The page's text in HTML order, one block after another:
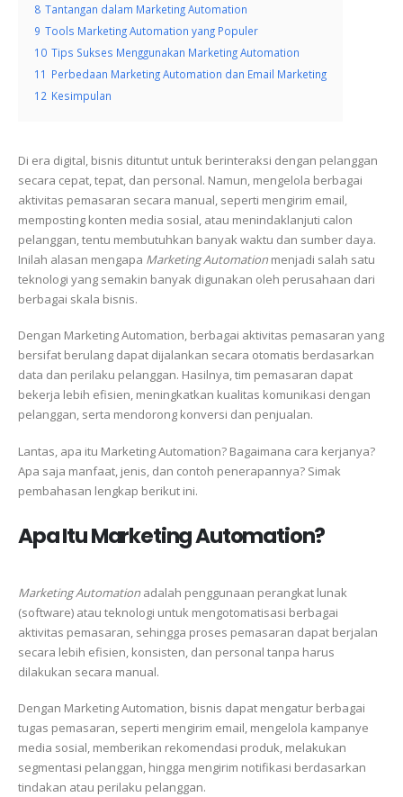
8 Tantangan dalam Marketing Automation
9 Tools Marketing Automation yang Populer
10 Tips Sukses Menggunakan Marketing Automation
11 Perbedaan Marketing Automation dan Email Marketing
12 Kesimpulan
Di era digital, bisnis dituntut untuk berinteraksi dengan pelanggan
secara cepat, tepat, dan personal. Namun, mengelola berbagai
aktivitas pemasaran secara manual, seperti mengirim email,
memposting konten media sosial, atau menindaklanjuti calon
pelanggan, tentu membutuhkan banyak waktu dan sumber daya.
Inilah alasan mengapa Marketing Automation menjadi salah satu
teknologi yang semakin banyak digunakan oleh perusahaan dari
berbagai skala bisnis.
Dengan Marketing Automation, berbagai aktivitas pemasaran yang
bersifat berulang dapat dijalankan secara otomatis berdasarkan
data dan perilaku pelanggan. Hasilnya, tim pemasaran dapat
bekerja lebih efisien, meningkatkan kualitas komunikasi dengan
pelanggan, serta mendorong konversi dan penjualan.
Lantas, apa itu Marketing Automation? Bagaimana cara kerjanya?
Apa saja manfaat, jenis, dan contoh penerapannya? Simak
pembahasan lengkap berikut ini.
Apa Itu Marketing Automation?
Marketing Automation adalah penggunaan perangkat lunak
(software) atau teknologi untuk mengotomatisasi berbagai
aktivitas pemasaran, sehingga proses pemasaran dapat berjalan
secara lebih efisien, konsisten, dan personal tanpa harus
dilakukan secara manual.
Dengan Marketing Automation, bisnis dapat mengatur berbagai
tugas pemasaran, seperti mengirim email, mengelola kampanye
media sosial, memberikan rekomendasi produk, melakukan
segmentasi pelanggan, hingga mengirim notifikasi berdasarkan
tindakan atau perilaku pelanggan.